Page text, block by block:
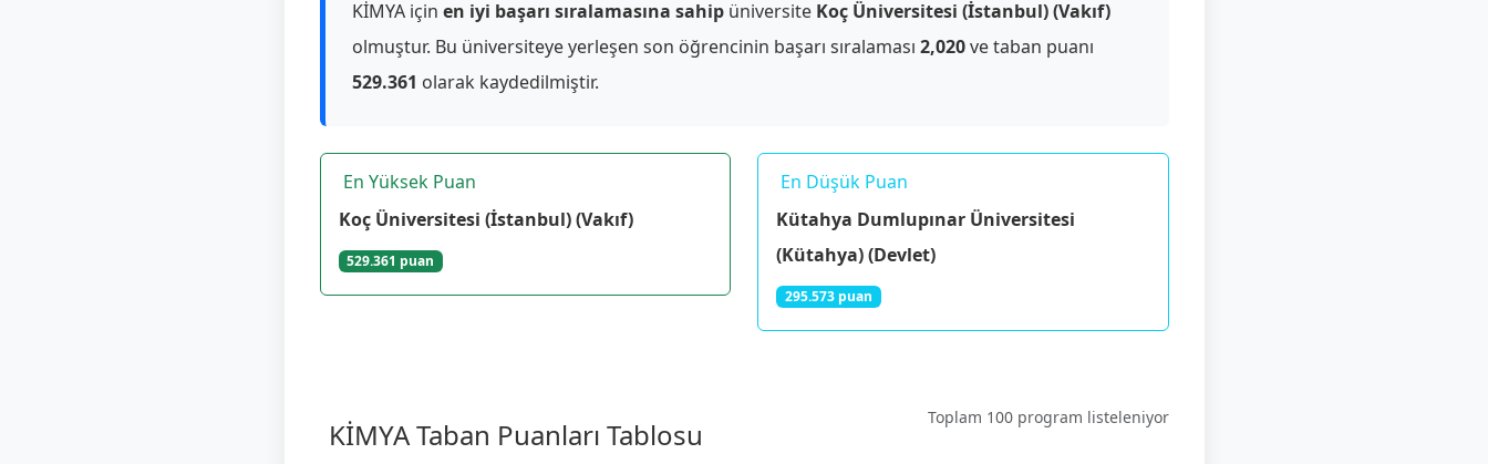
KİMYA için en iyi başarı sıralamasına sahipüniversite Koç Üniversitesi (İstanbul) (Vakıf)
olmuştur. Bu üniversiteye yerleşen son öğrencinin başarı sıralaması 2,020ve taban puanı
529.361 olarak kaydedilmiştir.
En Yüksek Puan
Koç Üniversitesi (İstanbul) (Vakıf)
529.361 puan
En Düşük Puan
Kütahya Dumlupınar Üniversitesi
(Kütahya) (Devlet)
295.573 puan
KİMYA Taban Puanları Tablosu Toplam 100 program listeleniyor